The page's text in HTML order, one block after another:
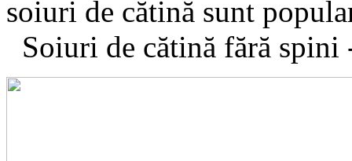
soiuri de cătină sunt
Soiuri de cătină fără